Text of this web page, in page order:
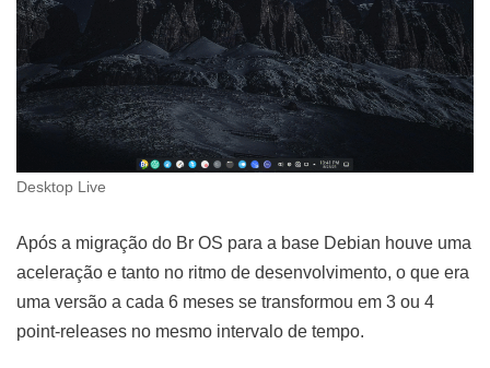
Desktop Live
Após a migração do Br OS para a base Debian houve uma
aceleração e tanto no ritmo de desenvolvimento, o que era
uma versão a cada 6 meses se transformou em 3 ou 4
point-releases no mesmo intervalo de tempo.